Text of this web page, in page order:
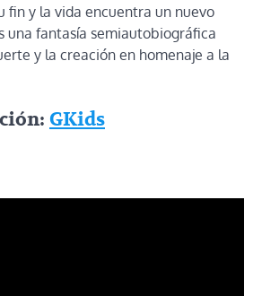
fin y la vida encuentra un nuevo
una fantasía semiautobiográfica
y la creación en homenaje a la
GKids